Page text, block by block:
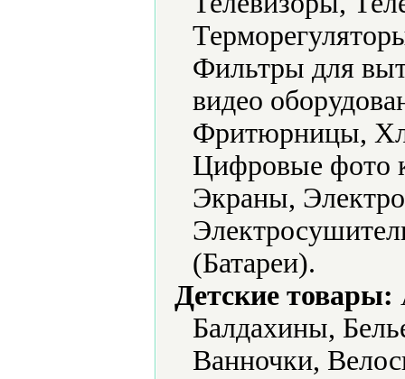
Фильтры для
видео
Фритюрницы,
Цифровые фото
Экраны,
(Батареи).
Детские товары:
Балдахины,
Ванночки,